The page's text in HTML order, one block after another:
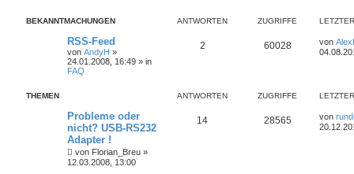
BEKANNTMACHUNGEN ANTWORTEN ZUGRIFFE
RSS-Feed
von AndyH »
24.01.2008, 16:49 » in
FAQ
2 60028 von
THEMEN ANTWORTEN ZUGRIFFE
Probleme oder
nicht? USB-RS232
Adapter !
von Florian_Breu »
12.03.2008, 13:00
14 28565 von